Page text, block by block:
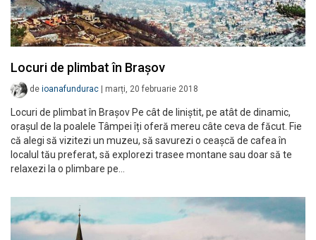
Locuri de plimbat în Brașov
de ioanafundurac marți, 20 februarie 2018
Locuri de plimbat în Brașov Pe cât de liniștit, pe atât de dinamic,
orașul de la poalele Tâmpei îți oferă mereu câte ceva de făcut. Fie
că alegi să vizitezi un muzeu, să savurezi o ceașcă de cafea în
localul tău preferat, să explorezi trasee montane sau doar să te
relaxezi la o plimbare pe…